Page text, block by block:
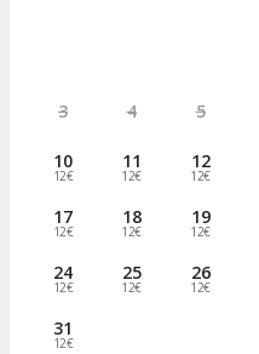
3 4 5
10
12€
11
12€
12
12€
17
12€
18
12€
19
12€
24
12€
25
12€
26
12€
31
12€